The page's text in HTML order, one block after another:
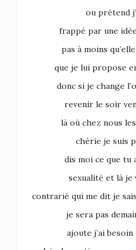
ou prétend
frappé par une
pas à moins
que je lui propose
donc si je change
revenir le soir
là où chez nous
chérie je suis
dis moi ce que tu
sexualité et là je
contrarié qui me dit je
je sera pas
ajoute j’ai